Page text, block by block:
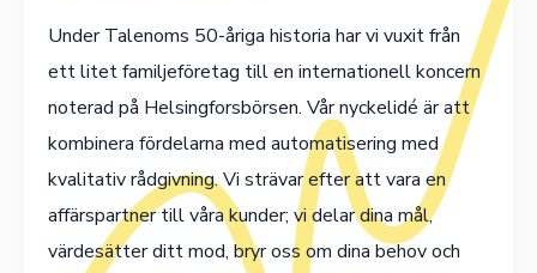
Under Talenoms 50-åriga historia har vi vuxit från
ett litet familjeföretag till en internationell koncern
noterad på Helsingforsbörsen. Vår nyckelidé är att
kombinera fördelarna med automatisering med
kvalitativ rådgivning. Vi strävar efter att vara en
affärspartner till våra kunder; vi delar dina mål,
värdesätter ditt mod, bryr oss om dina behov och